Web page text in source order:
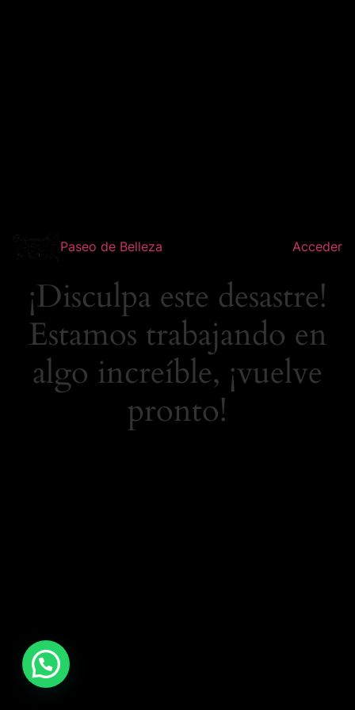
Paseo de Belleza Acceder
¡Disculpa este desastre!
Estamos trabajando en
algo increíble, ¡vuelve
pronto!